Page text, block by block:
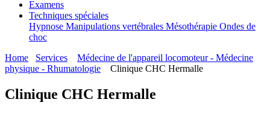
Examens
Techniques spéciales
Hypnose Manipulations vertébrales Mésothérapie Ondes de
choc
Home
Services
Médecine de l'appareil locomoteur - Médecine
physique - Rhumatologie
Clinique CHC Hermalle
Clinique CHC Hermalle